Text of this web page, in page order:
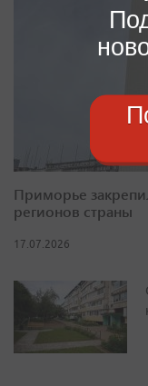
Приморье
регионов страны
17.07.2026